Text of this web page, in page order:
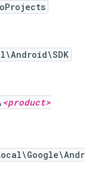
<product>